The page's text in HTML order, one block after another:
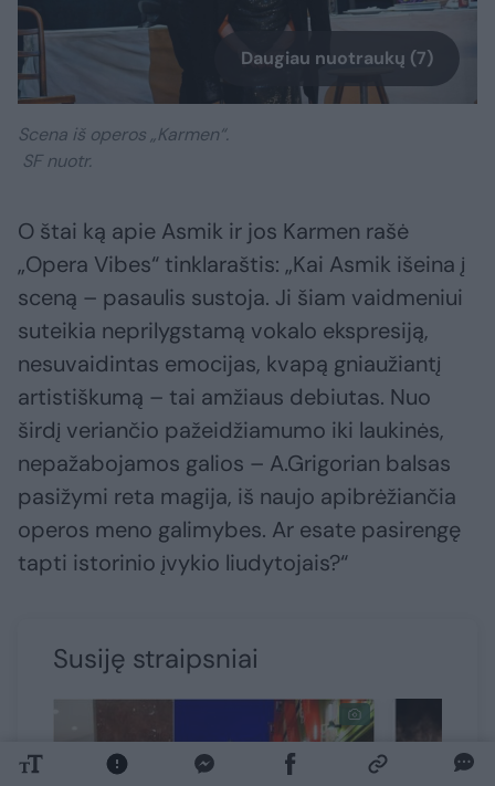
Daugiau nuotraukų (7)
Scena iš operos „Karmen“.
SF nuotr.
O štai ką apie Asmik ir jos Karmen rašė
„Opera Vibes“ tinklaraštis: „Kai Asmik išeina į
sceną – pasaulis sustoja. Ji šiam vaidmeniui
suteikia neprilygstamą vokalo ekspresiją,
nesuvaidintas emocijas, kvapą gniaužiantį
artistiškumą – tai amžiaus debiutas. Nuo
širdį veriančio pažeidžiamumo iki laukinės,
nepažabojamos galios – A.Grigorian balsas
pasižymi reta magija, iš naujo apibrėžiančia
operos meno galimybes. Ar esate pasirengę
tapti istorinio įvykio liudytojais?“
Susiję straipsniai